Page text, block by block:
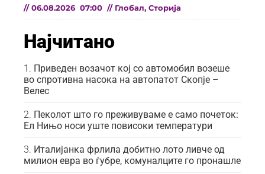
// 06.08.2026 07:00 // Глобал, Сторија
Најчитано
Приведен возачот кој со автомобил возеше
во спротивна насока на автопатот Скопје –
Велес
Пеколот што го преживуваме е само почеток:
Ел Нињо носи уште повисоки температури
Италијанка фрлила добитно лото ливче од
милион евра во ѓубре, комуналците го пронашле